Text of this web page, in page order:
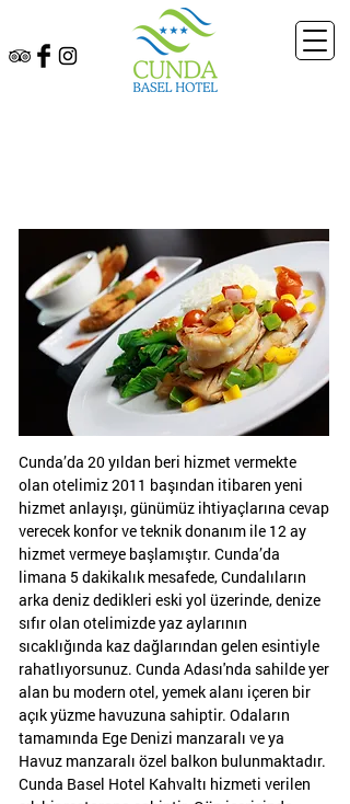
Cunda’da 20 yıldan beri hizmet vermekte
olan otelimiz 2011 başından itibaren yeni
hizmet anlayışı, günümüz ihtiyaçlarına cevap
verecek konfor ve teknik donanım ile 12 ay
hizmet vermeye başlamıştır. Cunda’da
limana 5 dakikalık mesafede, Cundalıların
arka deniz dedikleri eski yol üzerinde, denize
sıfır olan otelimizde yaz aylarının
sıcaklığında kaz dağlarından gelen esintiyle
rahatlıyorsunuz. Cunda Adası'nda sahilde yer
alan bu modern otel, yemek alanı içeren bir
açık yüzme havuzuna sahiptir. Odaların
tamamında Ege Denizi manzaralı ve ya
Havuz manzaralı özel balkon bulunmaktadır.
Cunda Basel Hotel Kahvaltı hizmeti verilen